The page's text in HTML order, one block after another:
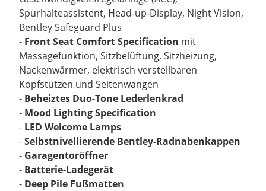
Spurhalteassistent, Head-up-Display, Night Vision,
Bentley Safeguard Plus
- Front Seat Comfort Specification mit
Massagefunktion, Sitzbelüftung, Sitzheizung,
Nackenwärmer, elektrisch verstellbaren
Kopfstützen und Seitenwangen
- Beheiztes Duo-Tone Lederlenkrad
- Mood Lighting Specification
- LED Welcome Lamps
-Selbstnivellierende Bentley-Radnabenkappen
- Garagentoröffner
- Batterie-Ladegerät
- Deep Pile Fußmatten